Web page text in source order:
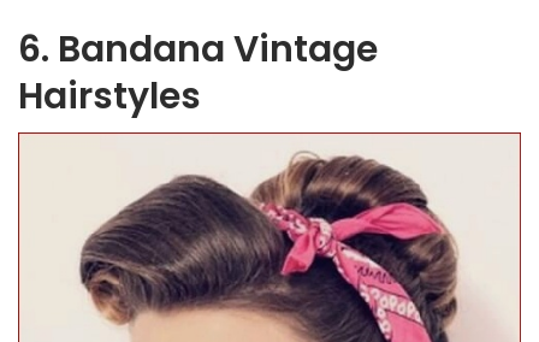
6. Bandana Vintage
Hairstyles